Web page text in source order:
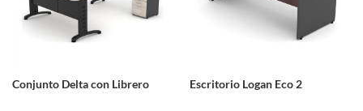
Conjunto Delta con Librero Escritorio Logan Eco 2